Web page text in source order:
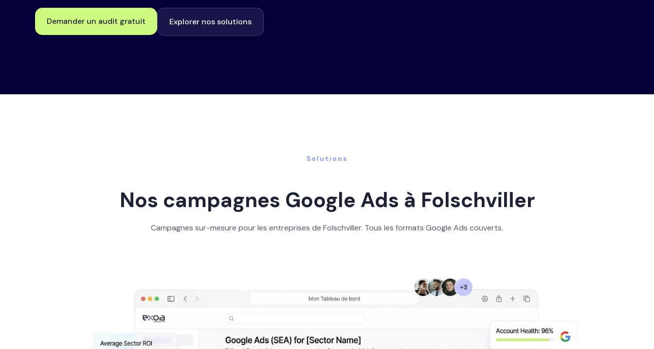
Demander un audit gratuit Explorer nos solutions
Solutions
Nos campagnes Google Ads à Folschviller
Campagnes sur-mesure pour les entreprises de Folschviller. Tous les formats Google Ads couverts.